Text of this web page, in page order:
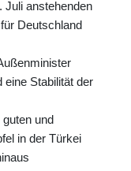
Juli anstehenden
Deutschland
eine Stabilität der
und
in der Türkei